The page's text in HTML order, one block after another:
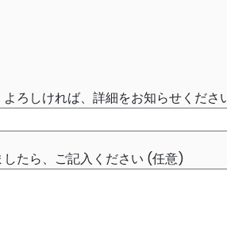
ろしければ、詳細をお知らせくださ
たら、ご記入ください (任意)